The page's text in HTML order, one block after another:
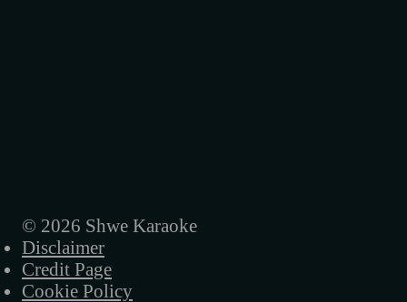
© 2026 Shwe Karaoke
Disclaimer
Credit Page
Cookie Policy